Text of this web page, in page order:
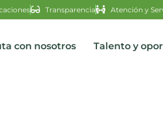
Transparencia Atención y
con nosotros Talento y